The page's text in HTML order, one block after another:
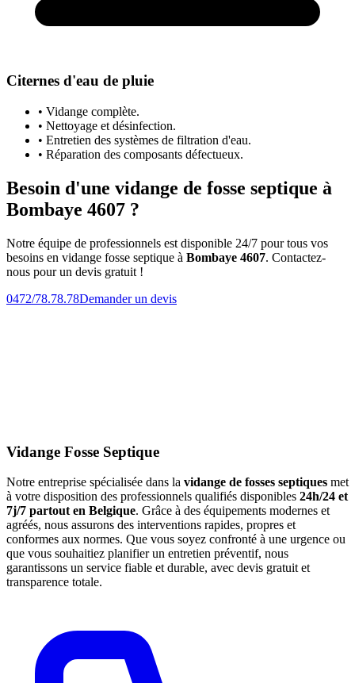
Citernes d'eau de pluie
• Vidange complète.
• Nettoyage et désinfection.
• Entretien des systèmes de filtration d'eau.
• Réparation des composants défectueux.
Besoin d'une vidange de fosse septique à
Bombaye 4607 ?
Notre équipe de professionnels est disponible 24/7 pour tous vos
besoins en vidange fosse septique à Bombaye 4607. Contactez-
nous pour un devis gratuit !
0472/78.78.78Demander un devis
Vidange Fosse Septique
Notre entreprise spécialisée dans la vidange de fosses septiques met
à votre disposition des professionnels qualifiés disponibles 24h/24 et
7j/7 partout en Belgique. Grâce à des équipements modernes et
agréés, nous assurons des interventions rapides, propres et
conformes aux normes. Que vous soyez confronté à une urgence ou
que vous souhaitiez planifier un entretien préventif, nous
garantissons un service fiable et durable, avec devis gratuit et
transparence totale.